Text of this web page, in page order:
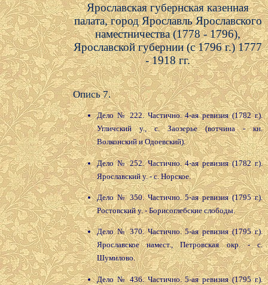
Ярославская губернская казенная
палата, город Ярославль Ярославского
наместничества (1778 - 1796),
Ярославской губернии (с 1796 г.) 1777
- 1918 гг.
Опись 7.
Дело № 222. Частично. 4-ая ревизия (1782 г.).
Угличский у., с. Заозерье (вотчина - кн.
Волконский и Одоевский).
Дело № 252. Частично. 4-ая ревизия (1782 г.).
Ярославский у. - с. Норское.
Дело № 350. Частично. 5-ая ревизия (1795 г.).
Ростовский у. - Борисоглебские слободы.
Дело № 370. Частично. 5-ая ревизия (1795 г.).
Ярославское намест., Петровская окр. - с.
Шумилово.
Дело № 436. Частично. 5-ая ревизия (1795 г.).